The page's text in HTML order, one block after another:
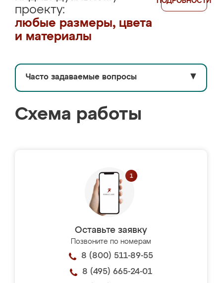
проекту:
любые размеры, цвета
и материалы
Часто задаваемые вопросы ▼
Схема работы
Оставьте заявку
Позвоните по номерам
8 (800) 511-89-55
8 (495) 665-24-01